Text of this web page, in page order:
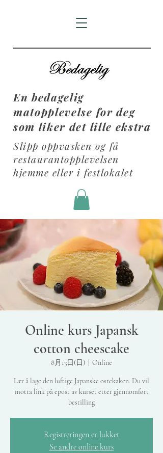
En bedagelig
matopplevelse for deg
som liker det lille ekstra
Slipp oppvasken og få
restaurantopplevelsen
hjemme eller i festlokalet
Online kurs Japansk
cotton cheescake
8月13日(日) Online
Lær å lage den luftige Japanske ostekaken. Du vil
motta link på epost av kurset etter gjennomført
bestilling
Registreringen er lukket
Se andre online kurs